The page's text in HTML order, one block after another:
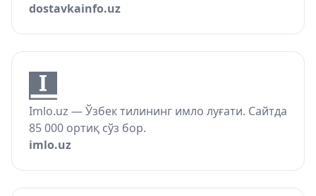
dostavkainfo.uz
Imlo.uz — Ўзбек тилининг имло луғати. Сайтда
85 000 ортиқ сўз бор.
imlo.uz